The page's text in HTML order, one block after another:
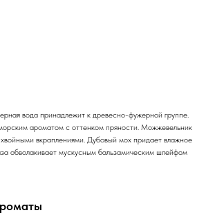
вода принадлежит к древесно-фужерной группе.
ароматом с оттенком пряности. Можжевельник
вкраплениями. Дубовый мох придает влажное
обволакивает мускусным бальзамическим шлейфом